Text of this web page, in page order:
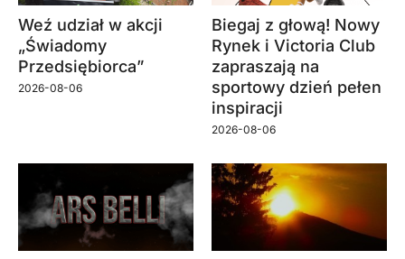
Weź udział w akcji
„Świadomy
Przedsiębiorca”
2026-08-06
Biegaj z głową! Nowy
Rynek i Victoria Club
zapraszają na
sportowy dzień pełen
inspiracji
2026-08-06